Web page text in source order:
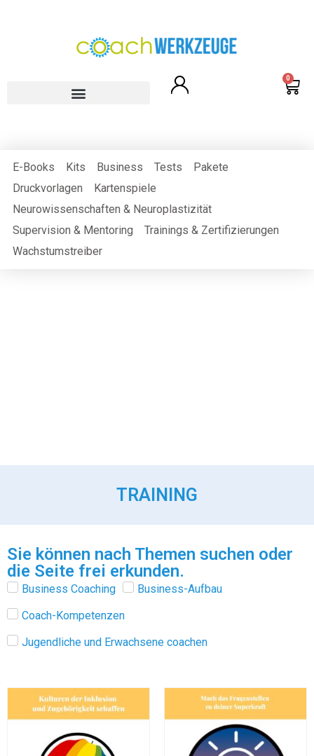
0
E-Books Kits Business Tests
Pakete
Druckvorlagen
Kartenspiele
Neurowissenschaften & Neuroplastizität
Supervision & Mentoring
Trainings & Zertifizierungen
Wachstumstreiber
TRAINING
Sie können nach Themen suchen oder
die Seite frei erkunden.
Business Coaching
Business-Aufbau
Coach-Kompetenzen
Jugendliche und Erwachsene coachen